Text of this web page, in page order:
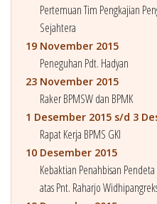
Pertemuan Tim Pengkajian
Sejahtera
19 November 2015
Peneguhan Pdt. Hadyan
23 November 2015
Raker BPMSW dan BPMK
1 Desember 2015 s/d 3
Rapat Kerja BPMS GKI
10 Desember 2015
Kebaktian Penahbisan Pendeta
atas Pnt. Raharjo